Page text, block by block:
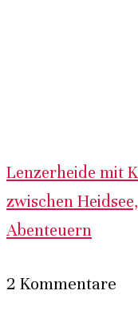
Lenzerheide mit
zwischen
Abenteuern
2 Kommentare